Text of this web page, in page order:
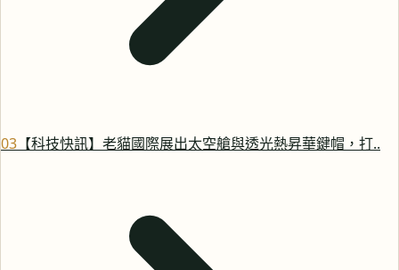
03 【科技快訊】老貓國際展出太空艙與透光熱昇華鍵帽，打..